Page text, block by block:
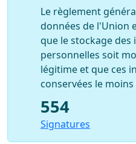
Le règlement
données de l'Union
que le stockage
personnelles soit
légitime et que ces
conservées le
554
Signatures